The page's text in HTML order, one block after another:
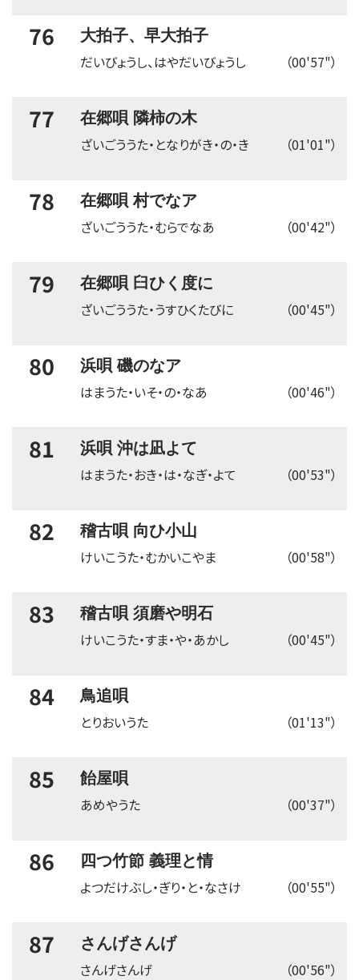
76 大拍子、早大拍子
（00'57"）
だいびょうし、はやだいびょうし
77 在郷唄 隣柿の木
（01'01"）
ざいごううた・となりがき・の・き
78 在郷唄 村でなア
（00'42"）
ざいごううた・むらでなあ
79 在郷唄 臼ひく度に
（00'45"）
ざいごううた・うすひくたびに
80 浜唄 磯のなア
（00'46"）
はまうた・いそ・の・なあ
81 浜唄 沖は凪よて
（00'53"）
はまうた・おき・は・なぎ・よて
82 稽古唄 向ひ小山
（00'58"）
けいこうた・むかいこやま
83 稽古唄 須磨や明石
（00'45"）
けいこうた・すま・や・あかし
84 鳥追唄
（01'13"）
とりおいうた
85 飴屋唄
（00'37"）
あめやうた
86 四つ竹節 義理と情
（00'55"）
よつだけぶし・ぎり・と・なさけ
87 さんげさんげ
（00'56"）
さんげさんげ